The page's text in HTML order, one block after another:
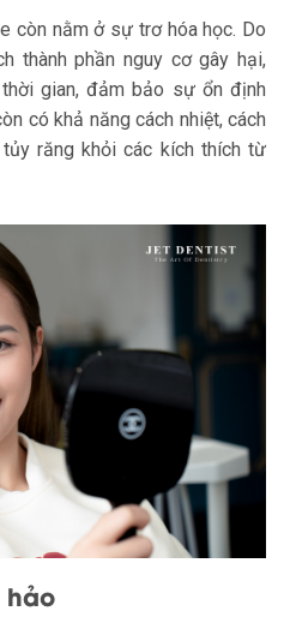
còn nằm ở sự trơ hóa học. Do
thành phần nguy cơ gây hại,
gian, đảm bảo sự ổn định
có khả năng cách nhiệt, cách
răng khỏi các kích thích từ
hảo